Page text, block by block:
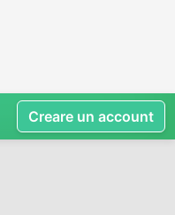
Creare un account